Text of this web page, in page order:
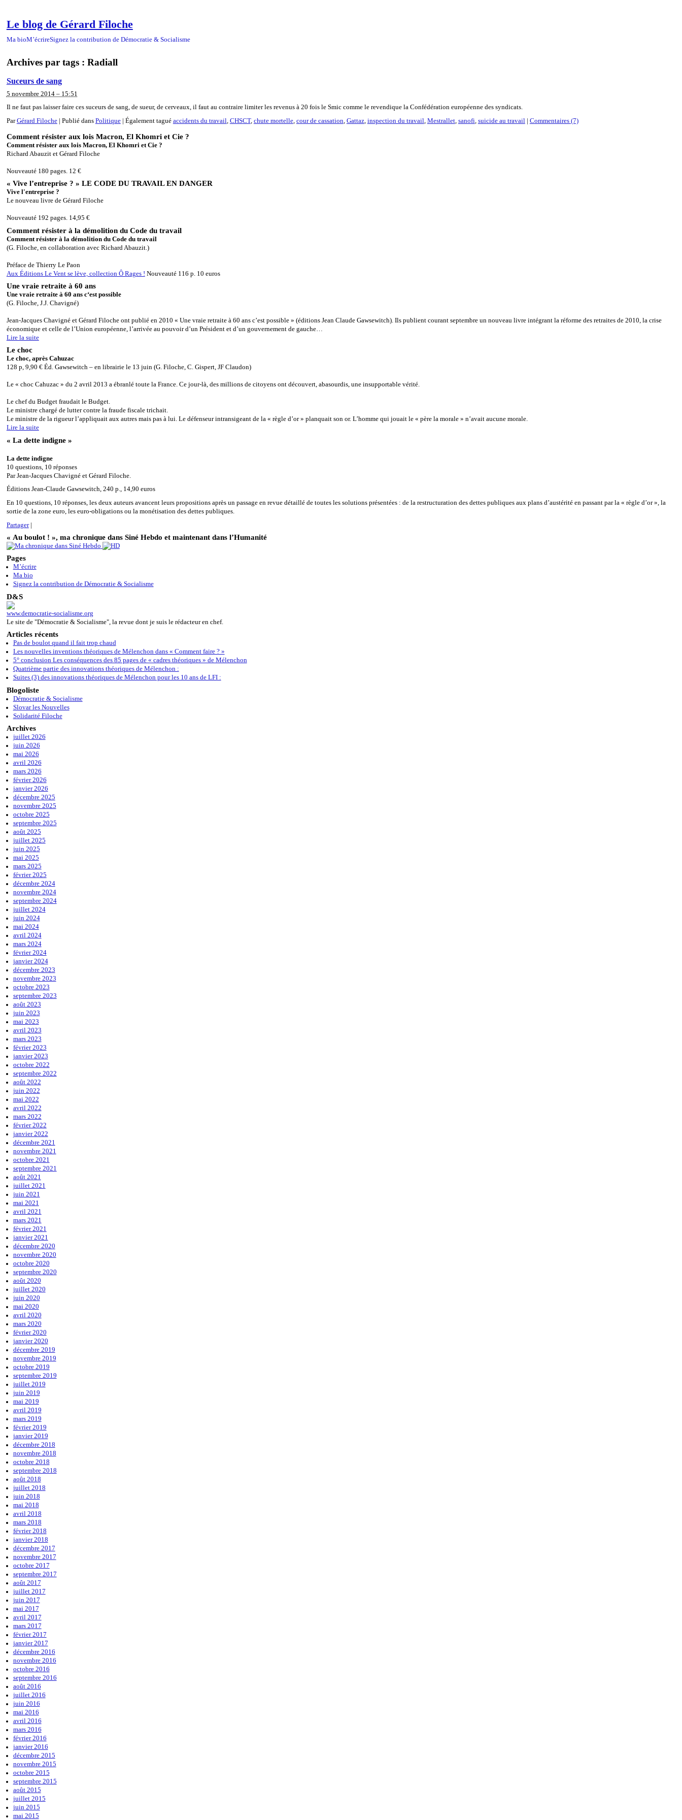
Le blog de Gérard Filoche
Ma bioM’écrireSignez la contribution de Démocratie & Socialisme
Archives par tags : Radiall
Suceurs de sang
5 novembre 2014 – 15:51
Il ne faut pas laisser faire ces suceurs de sang, de sueur, de cerveaux, il faut au contraire limiter les revenus à 20 fois le Smic comme le revendique la Confédération européenne des syndicats.
ParGérard Filoche Publié dans Politique Également tagué accidents du travail, CHSCT, chute mortelle, cour de cassation, Gattaz, inspection du travail, Mestrallet, sanofi, suicide au travail Commentaires (7)
Comment résister aux lois Macron, El Khomri et Cie ?
Comment résister aux lois Macron, El Khomri et Cie ?
Richard Abauzit et Gérard Filoche
Nouveauté 180 pages. 12 €
« Vive l’entreprise ? » LE CODE DU TRAVAIL EN DANGER
Vive l'entreprise ?
Le nouveau livre de Gérard Filoche
Nouveauté 192 pages. 14,95 €
Comment résister à la démolition du Code du travail
Comment résister à la démolition du Code du travail
(G. Filoche, en collaboration avec Richard Abauzit.)
Préface de Thierry Le Paon
Aux Éditions Le Vent se lève, collection Ô Rages ! Nouveauté 116 p. 10 euros
Une vraie retraite à 60 ans
Une vraie retraite à 60 ans c‘est possible
(G. Filoche, J.J. Chavigné)
Jean-Jacques Chavigné et Gérard Filoche ont publié en 2010 « Une vraie retraite à 60 ans c’est possible » (éditions Jean Claude Gawsewitch). Ils publient courant septembre un nouveau livre intégrant la réforme des retraites de 2010, la crise
économique et celle de l’Union européenne, l’arrivée au pouvoir d’un Président et d’un gouvernement de gauche…
Lire la suite
Le choc
Le choc, après Cahuzac
128 p, 9,90 € Éd. Gawsewitch – en librairie le 13 juin (G. Filoche, C. Gispert, JF Claudon)
Le « choc Cahuzac » du 2 avril 2013 a ébranlé toute la France. Ce jour-là, des millions de citoyens ont découvert, abasourdis, une insupportable vérité.
Le chef du Budget fraudait le Budget.
Le ministre chargé de lutter contre la fraude fiscale trichait.
Le ministre de la rigueur l’appliquait aux autres mais pas à lui. Le défenseur intransigeant de la « règle d’or » planquait son or. L’homme qui jouait le « père la morale » n’avait aucune morale.
Lire la suite
« La dette indigne »
La dette indigne
10 questions, 10 réponses
Par Jean-Jacques Chavigné et Gérard Filoche.
Éditions Jean-Claude Gawsewitch, 240 p., 14,90 euros
En 10 questions, 10 réponses, les deux auteurs avancent leurs propositions après un passage en revue détaillé de toutes les solutions présentées : de la restructuration des dettes publiques aux plans d’austérité en passant par la « règle d’or », la
sortie de la zone euro, les euro-obligations ou la monétisation des dettes publiques.
Partager |
« Au boulot ! », ma chronique dans Siné Hebdo et maintenant dans l’Humanité
Pages
M’écrire
Ma bio
Signez la contribution de Démocratie & Socialisme
D&S
www.democratie-socialisme.org
Le site de "Démocratie & Socialisme", la revue dont je suis le rédacteur en chef.
Articles récents
Pas de boulot quand il fait trop chaud
Les nouvelles inventions théoriques de Mélenchon dans « Comment faire ? »
5° conclusion Les conséquences des 85 pages de « cadres théoriques » de Mélenchon
Quatrième partie des innovations théoriques de Mélenchon :
Suites (3) des innovations théoriques de Mélenchon pour les 10 ans de LFI :
Blogoliste
Démocratie & Socialisme
Slovar les Nouvelles
Solidarité Filoche
Archives
juillet 2026
juin 2026
mai 2026
avril 2026
mars 2026
février 2026
janvier 2026
décembre 2025
novembre 2025
octobre 2025
septembre 2025
août 2025
juillet 2025
juin 2025
mai 2025
mars 2025
février 2025
décembre 2024
novembre 2024
septembre 2024
juillet 2024
juin 2024
mai 2024
avril 2024
mars 2024
février 2024
janvier 2024
décembre 2023
novembre 2023
octobre 2023
septembre 2023
août 2023
juin 2023
mai 2023
avril 2023
mars 2023
février 2023
janvier 2023
octobre 2022
septembre 2022
août 2022
juin 2022
mai 2022
avril 2022
mars 2022
février 2022
janvier 2022
décembre 2021
novembre 2021
octobre 2021
septembre 2021
août 2021
juillet 2021
juin 2021
mai 2021
avril 2021
mars 2021
février 2021
janvier 2021
décembre 2020
novembre 2020
octobre 2020
septembre 2020
août 2020
juillet 2020
juin 2020
mai 2020
avril 2020
mars 2020
février 2020
janvier 2020
décembre 2019
novembre 2019
octobre 2019
septembre 2019
juillet 2019
juin 2019
mai 2019
avril 2019
mars 2019
février 2019
janvier 2019
décembre 2018
novembre 2018
octobre 2018
septembre 2018
août 2018
juillet 2018
juin 2018
mai 2018
avril 2018
mars 2018
février 2018
janvier 2018
décembre 2017
novembre 2017
octobre 2017
septembre 2017
août 2017
juillet 2017
juin 2017
mai 2017
avril 2017
mars 2017
février 2017
janvier 2017
décembre 2016
novembre 2016
octobre 2016
septembre 2016
août 2016
juillet 2016
juin 2016
mai 2016
avril 2016
mars 2016
février 2016
janvier 2016
décembre 2015
novembre 2015
octobre 2015
septembre 2015
août 2015
juillet 2015
juin 2015
mai 2015